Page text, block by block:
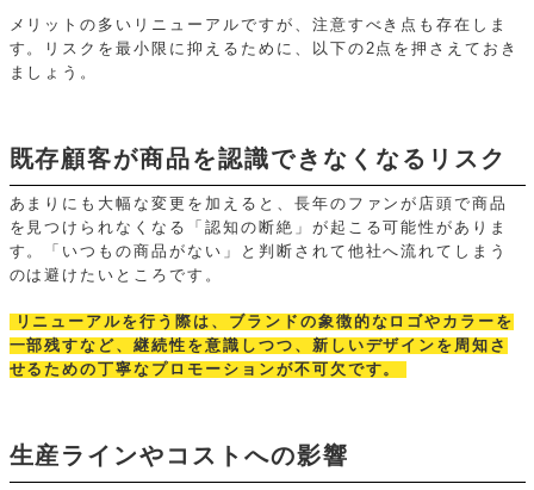
メリットの多いリニューアルですが、注意すべき点も存在しま
す。リスクを最小限に抑えるために、以下の2点を押さえておき
ましょう。
既存顧客が商品を認識できなくなるリスク
あまりにも大幅な変更を加えると、長年のファンが店頭で商品
を見つけられなくなる「認知の断絶」が起こる可能性がありま
す。「いつもの商品がない」と判断されて他社へ流れてしまう
のは避けたいところです。
リニューアルを行う際は、ブランドの象徴的なロゴやカラーを
一部残すなど、継続性を意識しつつ、新しいデザインを周知さ
せるための丁寧なプロモーションが不可欠です。
生産ラインやコストへの影響